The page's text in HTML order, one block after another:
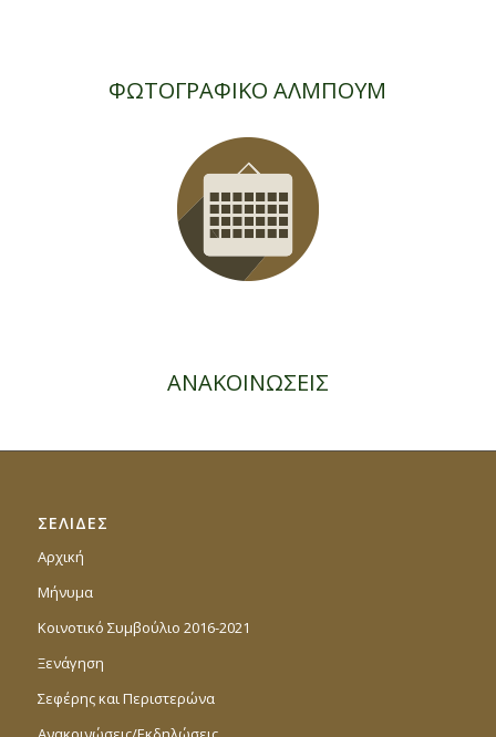
ΦΩΤΟΓΡΑΦΙΚΟ ΑΛΜΠΟΥΜ
ΑΝΑΚΟΙΝΩΣΕΙΣ
ΣΕΛΙΔΕΣ
Αρχική
Μήνυμα
Κοινοτικό Συμβούλιο 2016-2021
Ξενάγηση
Σεφέρης και Περιστερώνα